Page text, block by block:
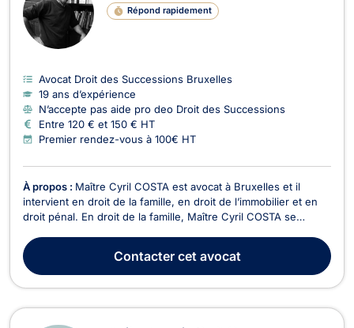
Répond rapidement
Avocat Droit des Successions Bruxelles
19 ans d’expérience
N’accepte pas aide pro deo Droit des Successions
Entre 120 € et 150 € HT
Premier rendez-vous à 100€ HT
À propos : Maître Cyril COSTA est avocat à Bruxelles et il
intervient en droit de la famille, en droit de l’immobilier et en
droit pénal. En droit de la famille, Maître Cyril COSTA se
de cohabitation légale, de filiation, de droit de garde et de
droit de visite, de pension a...
Contactercet avocat